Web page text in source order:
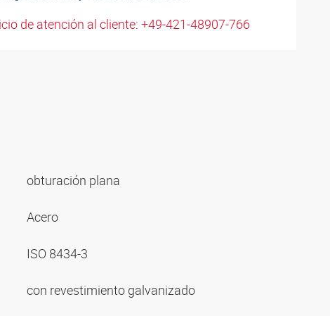
de atención al cliente: +49-421-48907-766
obturación plana
Acero
ISO 8434-3
con revestimiento galvanizado